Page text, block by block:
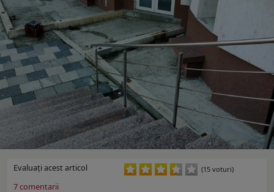
Evaluaţi acest articol (15 voturi)
7comentarii